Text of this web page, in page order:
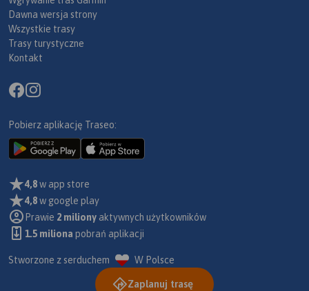
Dawna wersja strony
Wszystkie trasy
Trasy turystyczne
Kontakt
Pobierz aplikację Traseo:
4,8w app store
4,8w google play
Prawie 2 miliony aktywnych użytkowników
1.5 miliona pobrań aplikacji
Stworzone z serduchem W Polsce
Zaplanuj trasę